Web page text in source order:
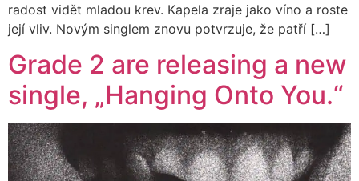
radost vidět mladou krev. Kapela zraje jako víno a roste
její vliv. Novým singlem znovu potvrzuje, že patří […]
Grade 2 are releasing a new
single, „Hanging Onto You.“